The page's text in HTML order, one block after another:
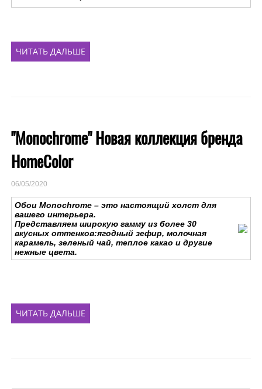
ЧИТАТЬ ДАЛЬШЕ
"Monochrome" Новая коллекция бренда
HomeColor
06/05/2020
Обои Monochrome – это настоящий холст для
вашего интерьера.
Представляем широкую гамму из более 30
вкусных оттенков:ягодный зефир, молочная
карамель, зеленый чай, теплое какао и другие
нежные цвета.
ЧИТАТЬ ДАЛЬШЕ